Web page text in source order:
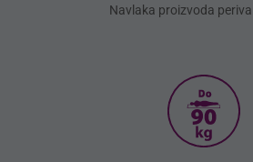
Navlaka proizvoda periva